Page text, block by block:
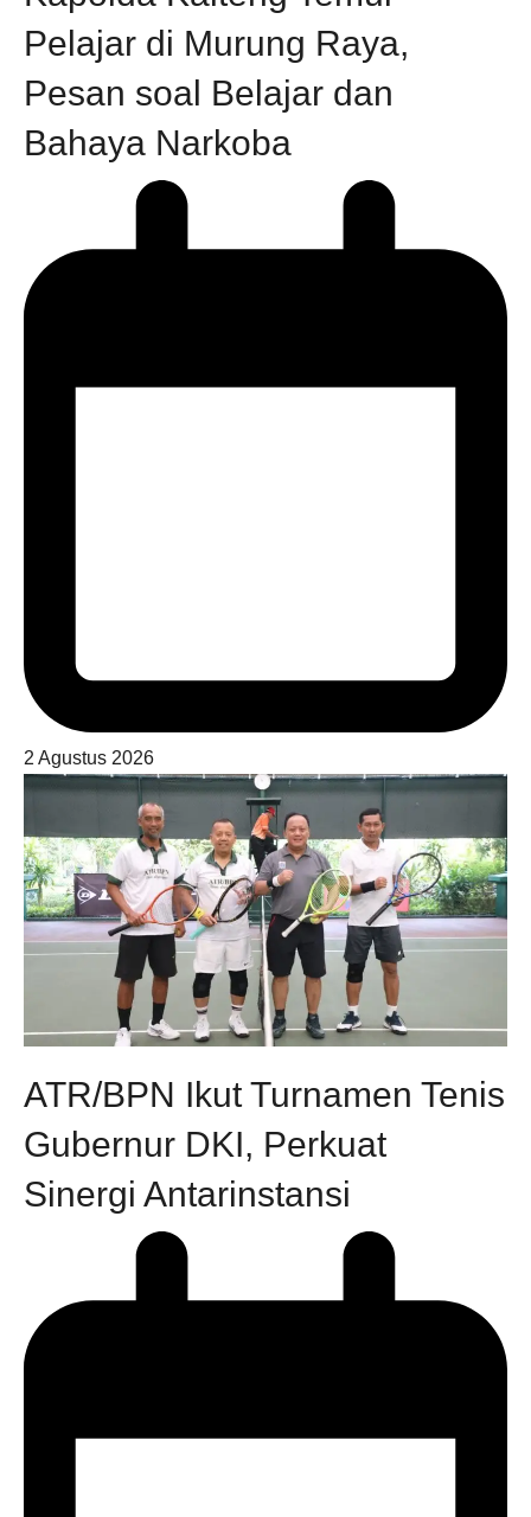
Pelajar di Murung Raya,
Pesan soal Belajar dan
Bahaya Narkoba
2 Agustus 2026
ATR/BPN Ikut Turnamen Tenis
Gubernur DKI, Perkuat
Sinergi Antarinstansi